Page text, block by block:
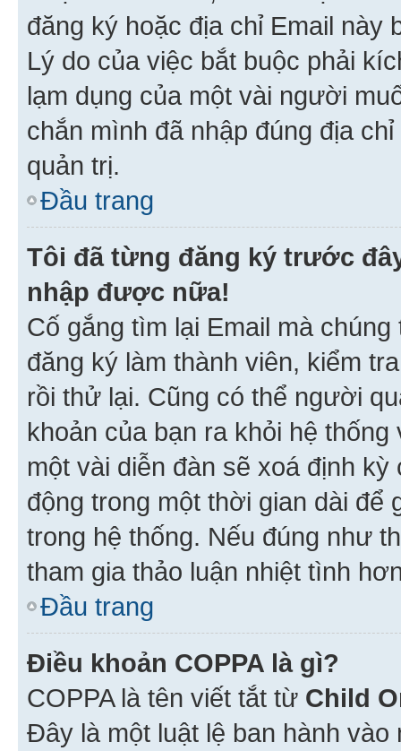
đăng ký hoặc địa chỉ Email này
Lý do của việc bắt buộc phải
lạm dụng của một vài người
chắn mình đã nhập đúng địa
quản trị.
Đầu trang
Tôi đã từng đăng ký trước
nhập được nữa!
Cố gắng tìm lại Email mà
đăng ký làm thành viên, kiểm
rồi thử lại. Cũng có thể người
khoản của bạn ra khỏi hệ
một vài diễn đàn sẽ xoá định
động trong một thời gian dài
trong hệ thống. Nếu đúng như
tham gia thảo luận nhiệt tình
Đầu trang
Điều khoản COPPA là gì?
COPPA là tên viết tắt từ Child
Đây là một luật lệ ban hành